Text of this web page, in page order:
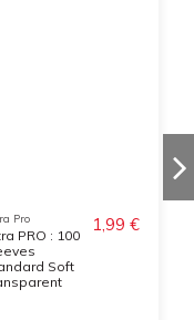
Pro
PRO : 100
Soft
1,99 €